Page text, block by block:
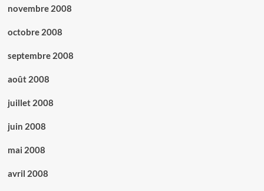
novembre 2008
octobre 2008
septembre 2008
août 2008
juillet 2008
juin 2008
mai 2008
avril 2008